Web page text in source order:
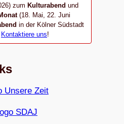
zum Kulturabend und
(18. Mai, 22. Juni
in der Kölner Südstadt
Kontaktiere uns!